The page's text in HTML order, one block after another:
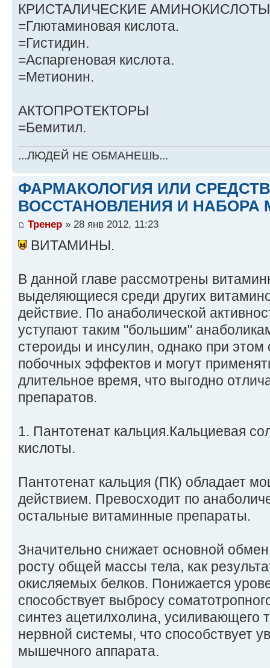
КРИСТАЛИЧЕСКИЕ
=Глютаминовая кислота.
=Гистидин.
=Аспаргеновая кислота.
=Метионин.
АКТОПРОТЕКТОРЫ
=Бемитил.
...ЛЮДЕЙ НЕ ОБМАНЕШЬ...
ФАРМАКОЛОГИЯ ИЛИ
ВОССТАНОВЛЕНИЯ И НАБОРА
Тренер » 28 янв 2012, 11:23
ВИТАМИНЫ.
В данной главе рассмотрены
выделяющиеся среди других
действие. По анаболической
уступают таким "большим"
стероиды и инсулин, однако при этом
побочных эффектов и могут
длительное время, что выгодно
препаратов.
1. Пантотенат кальция.Кальциевая
кислоты.
Пантотенат кальция (ПК) обладает
действием. Превосходит по
остальные витаминные препараты.
Значительно снижает основной
росту общей массы тела, как
окисляемых белков. Понижается
способствует выбросу
синтез ацетилхолина, усиливающего
нервной системы, что способствует
мышечного аппарата.